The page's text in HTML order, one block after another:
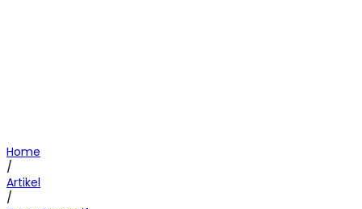
Home
/
Artikel
/